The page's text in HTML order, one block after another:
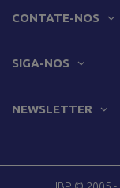
CONTATE-NOS
SIGA-NOS
NEWSLETTER